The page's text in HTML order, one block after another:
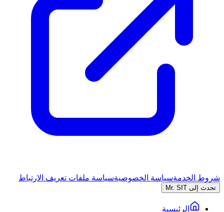
شروط الخدمةسياسة الخصوصيةسياسة ملفات تعريف الارتباط
تحدث إلى Mr. SIT
الرئيسية